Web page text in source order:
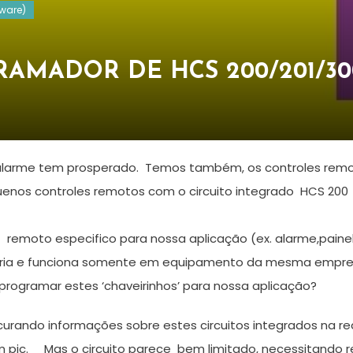
DE HCS 200/201/
tem prosperado. Temos também, os controles
controles remotos com o circuito integrado HCS 200
especifico para nossa aplicação (ex.
e funciona somente em equipamento da mesma
estes ‘chaveirinhos’ para nossa aplicação?
informações sobre estes circuitos integrados na
pic. Mas o circuito parece bem limitado, necessitando